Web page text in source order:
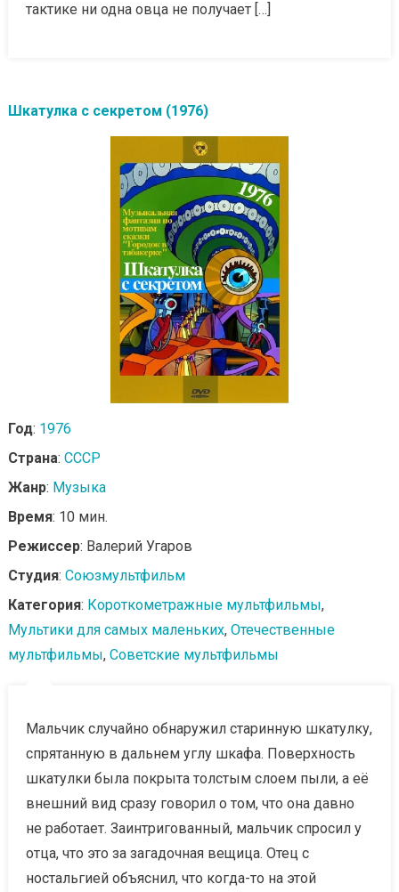
тактике ни одна овца не получает […]
Шкатулка с секретом (1976)
Год: 1976
Страна: СССР
Жанр: Музыка
Время: 10 мин.
Режиссер: Валерий Угаров
Студия: Союзмультфильм
Категория: Короткометражные мультфильмы,
Мультики для самых маленьких, Отечественные
мультфильмы, Советские мультфильмы
Мальчик случайно обнаружил старинную шкатулку,
спрятанную в дальнем углу шкафа. Поверхность
шкатулки была покрыта толстым слоем пыли, а её
внешний вид сразу говорил о том, что она давно
не работает. Заинтригованный, мальчик спросил у
отца, что это за загадочная вещица. Отец с
ностальгией объяснил, что когда-то на этой